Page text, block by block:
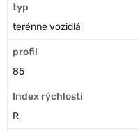
typ
terénne vozidlá
profil
85
Index rýchlosti
R